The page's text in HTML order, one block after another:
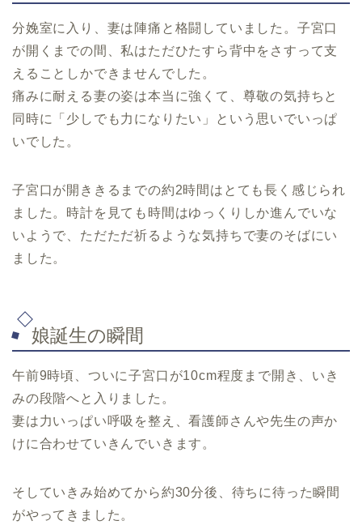
分娩室に入り、妻は陣痛と格闘していました。子宮口
が開くまでの間、私はただひたすら背中をさすって支
えることしかできませんでした。
痛みに耐える妻の姿は本当に強くて、尊敬の気持ちと
同時に「少しでも力になりたい」という思いでいっぱ
いでした。
子宮口が開ききるまでの約2時間はとても長く感じられ
ました。時計を見ても時間はゆっくりしか進んでいな
いようで、ただただ祈るような気持ちで妻のそばにい
ました。
娘誕生の瞬間
午前9時頃、ついに子宮口が10cm程度まで開き、いき
みの段階へと入りました。
妻は力いっぱい呼吸を整え、看護師さんや先生の声か
けに合わせていきんでいきます。
そしていきみ始めてから約30分後、待ちに待った瞬間
がやってきました。